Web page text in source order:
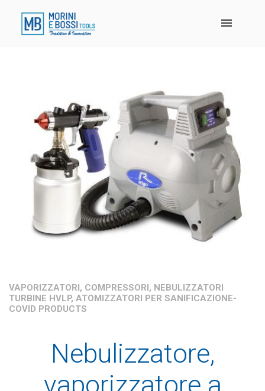
VAPORIZZATORI, COMPRESSORI, NEBULIZZATORI
TURBINE HVLP, ATOMIZZATORI PER SANIFICAZIONE-
COVID PRODUCTS
Nebulizzatore,